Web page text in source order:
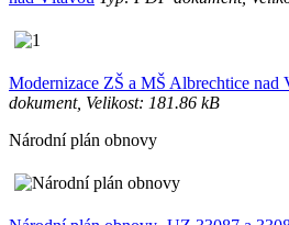
Modernizace ZŠ a MŠ Albrechtice nad
dokument, Velikost: 181.86 kB
Národní plán obnovy